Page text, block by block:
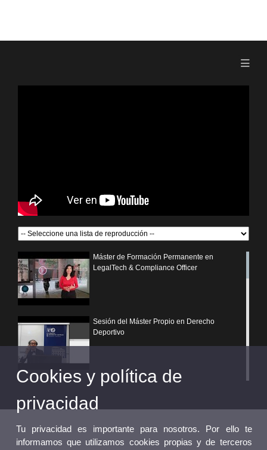
Máster de Formación Permanente en
LegalTech & Compliance Officer
Sesión del Máster Propio en Derecho
Deportivo
¿Por qué elegir un postgrado propio de la
Universitat de València?
Cookies y política de
privacidad
Tu privacidad es importante para nosotros. Por ello te
informamos que utilizamos cookies propias y de terceros